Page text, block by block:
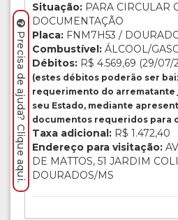
Situação: PARA CIRCULAR
DOCUMENTAÇÃO
Placa: FNM7H53 /
Combustível: ÁLCOOL/
Débitos: R$ 4.569,69 (29/07/
(estes débitos poderão ser
requerimento do arrematante
seu Estado, mediante
documentos requeridos para
Taxa adicional: R$ 1.472,40
Endereço para visitação:
DE MATTOS, 51 JARDIM
DOURADOS/MS
Precisa de ajuda? Clique aqui.